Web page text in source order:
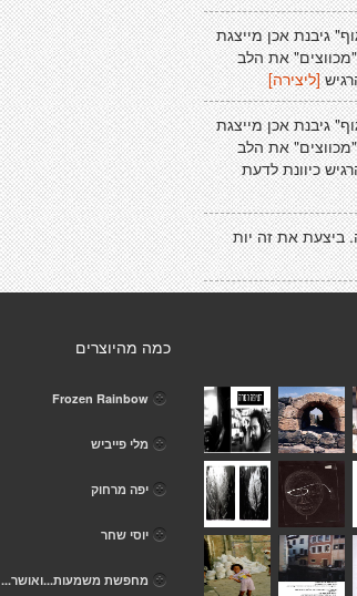
גיבנת אכן מייצגת
את הלב
[ליצירה]
גיבנת אכן מייצגת
את הלב
כיוונת לדעת
ביצעת את זה יות
כמה מהיוצרים
Frozen Rainbow
מלי פייביש
יפה מרחוק
יוסי שחר
מחפשת משמעות...ואושר...